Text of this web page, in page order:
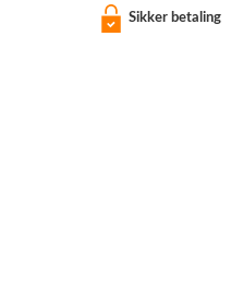
Sikker betaling